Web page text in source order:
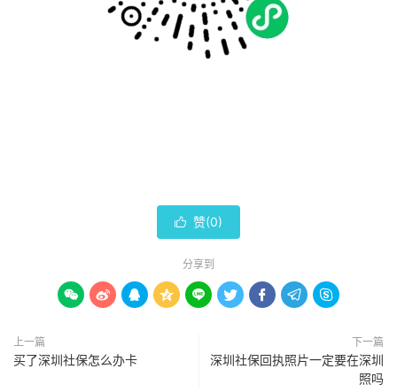
 赞(0)
分享到
        
上一篇
买了深圳社保怎么办卡
下一篇
深圳社保回执照片一定要在深圳
照吗